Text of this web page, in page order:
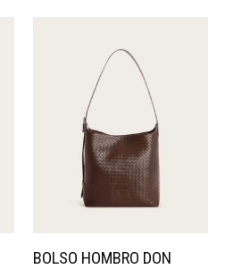
BOLSO HOMBRO DON